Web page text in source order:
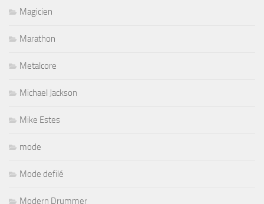
Magicien
Marathon
Metalcore
Michael Jackson
Mike Estes
mode
Mode defilé
Modern Drummer